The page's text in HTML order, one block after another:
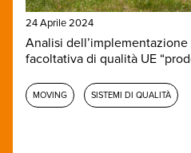
24 Aprile 2024
Analisi
facoltativa di qualità UE
MOVING SISTEMI DI QUALITÀ